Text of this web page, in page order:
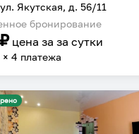
Якутская, д. 56/11
бронирование
₽ цена за за сутки
× 4 платежа
места, повторяй
и бронируй
приложении.